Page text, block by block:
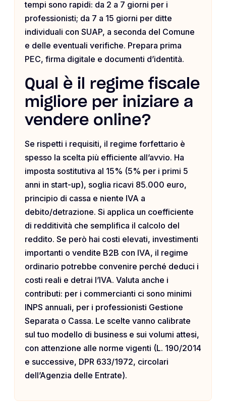
tempi sono rapidi: da 2 a 7 giorni per i
professionisti; da 7 a 15 giorni per ditte
individuali con SUAP, a seconda del Comune
e delle eventuali verifiche. Prepara prima
PEC, firma digitale e documenti d’identità.
Qual è il regime fiscale
migliore per iniziare a
vendere online?
Se rispetti i requisiti, il regime forfettario è
spesso la scelta più efficiente all’avvio. Ha
imposta sostitutiva al 15% (5% per i primi 5
anni in start-up), soglia ricavi 85.000 euro,
principio di cassa e niente IVA a
debito/detrazione. Si applica un coefficiente
di redditività che semplifica il calcolo del
reddito. Se però hai costi elevati, investimenti
importanti o vendite B2B con IVA, il regime
ordinario potrebbe convenire perché deduci i
costi reali e detrai l’IVA. Valuta anche i
contributi: per i commercianti ci sono minimi
INPS annuali, per i professionisti Gestione
Separata o Cassa. Le scelte vanno calibrate
sul tuo modello di business e sui volumi attesi,
con attenzione alle norme vigenti (L. 190/2014
e successive, DPR 633/1972, circolari
dell’Agenzia delle Entrate).